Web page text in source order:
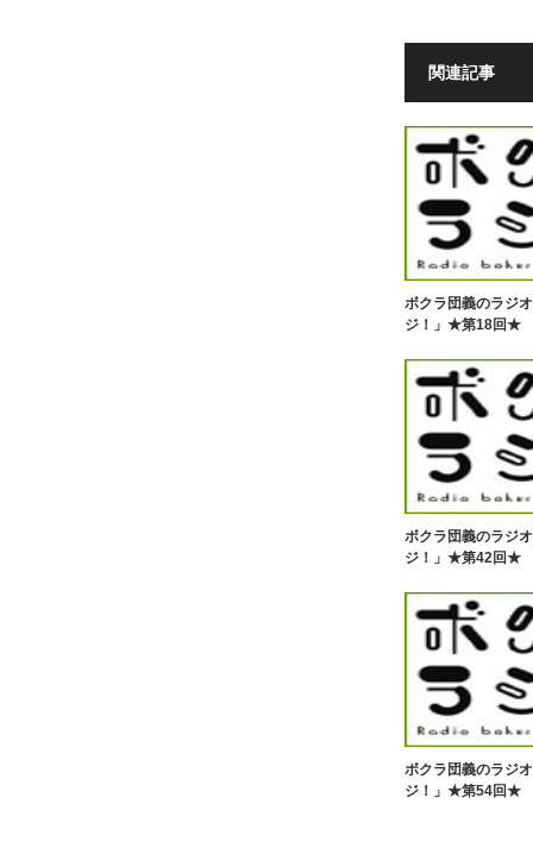
関連記事
ボクラ団義のラジ
ジ！」★第18回★
ボクラ団義のラジ
ジ！」★第42回★
ボクラ団義のラジ
ジ！」★第54回★